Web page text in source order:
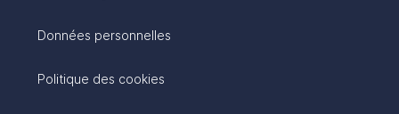
Données personnelles
Politique des cookies